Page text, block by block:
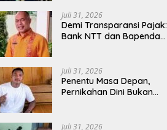
Golo Kantar
Juli 31, 2026
​Demi Transparansi Pajak:
Bank NTT dan Bapenda
Juli 31, 2026
Penentu Masa Depan,
Pernikahan Dini Bukan
Juli 31, 2026